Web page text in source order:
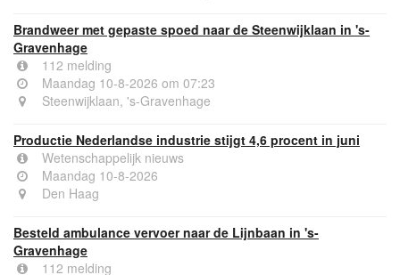
Brandweer met gepaste spoed naar de Steenwijklaan in 's-
Gravenhage
112 melding
Maandag 10-8-2026 om 07:23
Steenwijklaan, 's-Gravenhage
Productie Nederlandse industrie stijgt 4,6 procent in juni
Wetenschappelijk nieuws
Maandag 10-8-2026
Den Haag
Besteld ambulance vervoer naar de Lijnbaan in 's-
Gravenhage
112 melding